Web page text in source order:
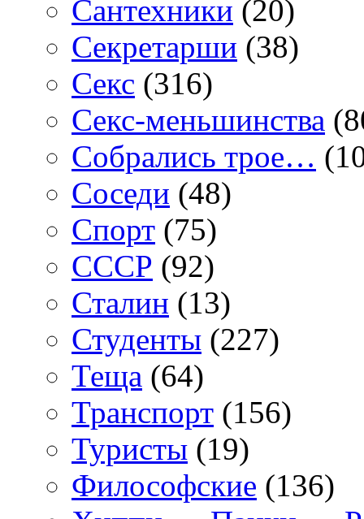
Сантехники (20)
Секретарши (38)
Секс (316)
Секс-меньшинства
Собрались трое…
Соседи (48)
Спорт (75)
СССР (92)
Сталин (13)
Студенты (227)
Теща (64)
Транспорт (156)
Туристы (19)
Философские (136)